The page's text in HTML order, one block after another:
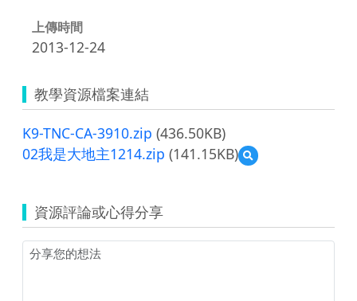
上傳時間
2013-12-24
教學資源檔案連結
K9-TNC-CA-3910.zip (436.50KB)
02我是大地主1214.zip (141.15KB)
預
覽
大
地
資源評論或心得分享